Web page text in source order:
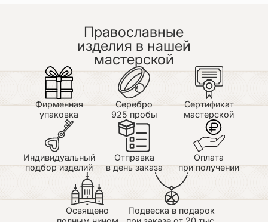
Православные
изделия в нашей
мастерской
Фирменная
упаковка
Серебро
925 пробы
Сертификат
мастерской
Индивидуальный
подбор изделий
Отправка
в день заказа
Оплата
при получении
Освящено
Подвеска в подарок